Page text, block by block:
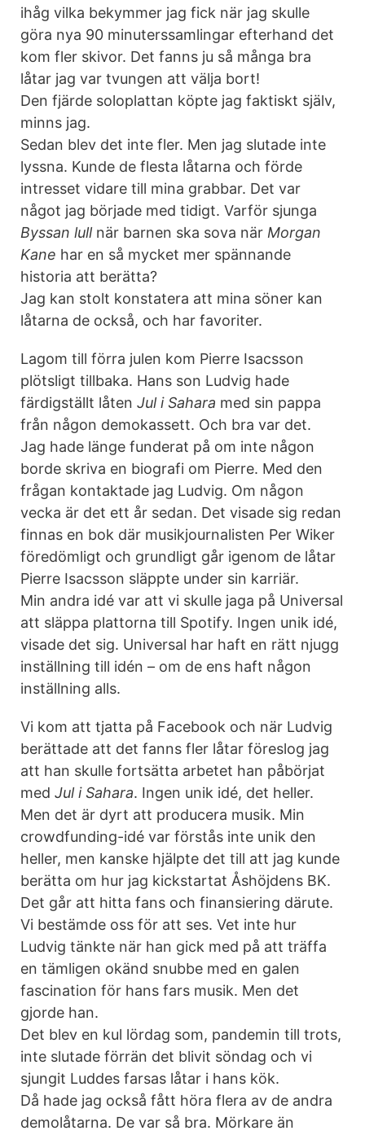
ihåg vilka bekymmer jag fick när jag skulle
göra nya 90 minuterssamlingar efterhand det
kom fler skivor. Det fanns ju så många bra
låtar jag var tvungen att välja bort!
Den fjärde soloplattan köpte jag faktiskt själv,
minns jag.
Sedan blev det inte fler. Men jag slutade inte
lyssna. Kunde de flesta låtarna och förde
intresset vidare till mina grabbar. Det var
något jag började med tidigt. Varför sjunga
Byssan lullnär barnen ska sova när Morgan
Kane har en så mycket mer spännande
historia att berätta?
Jag kan stolt konstatera att mina söner kan
låtarna de också, och har favoriter.
Lagom till förra julen kom Pierre Isacsson
plötsligt tillbaka. Hans son Ludvig hade
färdigställt låten Jul i Sahara med sin pappa
från någon demokassett. Och bra var det.
Jag hade länge funderat på om inte någon
borde skriva en biografi om Pierre. Med den
frågan kontaktade jag Ludvig. Om någon
vecka är det ett år sedan. Det visade sig redan
finnas en bok där musikjournalisten Per Wiker
föredömligt och grundligt går igenom de låtar
Pierre Isacsson släppte under sin karriär.
Min andra idé var att vi skulle jaga på Universal
att släppa plattorna till Spotify. Ingen unik idé,
visade det sig. Universal har haft en rätt njugg
inställning till idén – om de ens haft någon
inställning alls.
Vi kom att tjatta på Facebook och när Ludvig
berättade att det fanns fler låtar föreslog jag
att han skulle fortsätta arbetet han påbörjat
med Jul i Sahara. Ingen unik idé, det heller.
Men det är dyrt att producera musik. Min
crowdfunding-idé var förstås inte unik den
heller, men kanske hjälpte det till att jag kunde
berätta om hur jag kickstartat Åshöjdens BK.
Det går att hitta fans och finansiering därute.
Vi bestämde oss för att ses. Vet inte hur
Ludvig tänkte när han gick med på att träffa
en tämligen okänd snubbe med en galen
fascination för hans fars musik. Men det
gjorde han.
Det blev en kul lördag som, pandemin till trots,
inte slutade förrän det blivit söndag och vi
sjungit Luddes farsas låtar i hans kök.
Då hade jag också fått höra flera av de andra
demolåtarna. De var så bra. Mörkare än